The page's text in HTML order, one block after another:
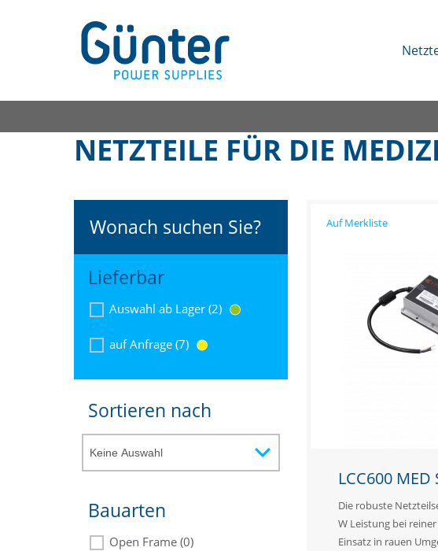
NETZTEILE FÜR DIE
Wonach suchen Sie?
Lieferbar
Auswahl ab Lager (2)
auf Anfrage (7)
Sortieren nach
Bauarten
Open Frame (0)
LCC600 MED
Die robuste
W Leistung bei
Einsatz in rauen